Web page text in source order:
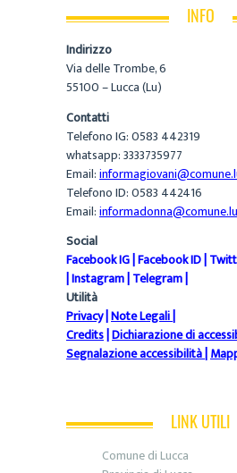
INFO
Indirizzo
Via delle Trombe, 6
55100 – Lucca (Lu)
Contatti
Telefono IG: 0583 442319
whatsapp: 3333735977
Email:
Telefono ID: 0583 442416
Email:
Social
Facebook IG|Facebook ID|
|Instagram|Telegram|
Utilità
Privacy|Note Legali|
Credits|Dichiarazione di
Segnalazione accessibilità|
LINK UTILI
Comune di Lucca